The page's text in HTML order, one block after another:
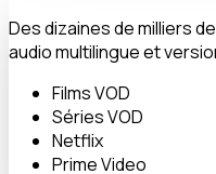
Des dizaines de milliers
audio multilingue et
Films VOD
Séries VOD
Netflix
Prime Video